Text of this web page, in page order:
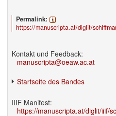
Permalink:
https://manuscripta.at/diglit/
Kontakt und Feedback:
manuscripta@oeaw.ac.at
Startseite des Bandes
IIIF Manifest:
https://manuscripta.at/diglit/iiif/